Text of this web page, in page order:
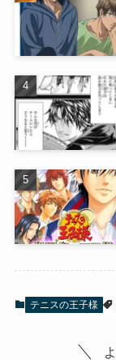
テニスの王子様